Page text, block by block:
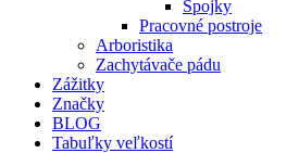
Spojky
Pracovné postroje
Arboristika
Zachytávače pádu
Zážitky
Značky
BLOG
Tabuľky veľkostí